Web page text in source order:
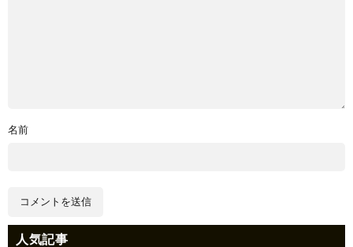
名前
人気記事